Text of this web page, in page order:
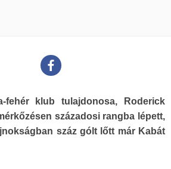
klub tulajdonosa, Roderick
századosi rangba lépett,
száz gólt lőtt már Kabát